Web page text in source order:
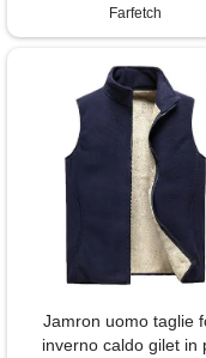
Farfetch
Jamron uomo taglie
inverno caldo gilet in